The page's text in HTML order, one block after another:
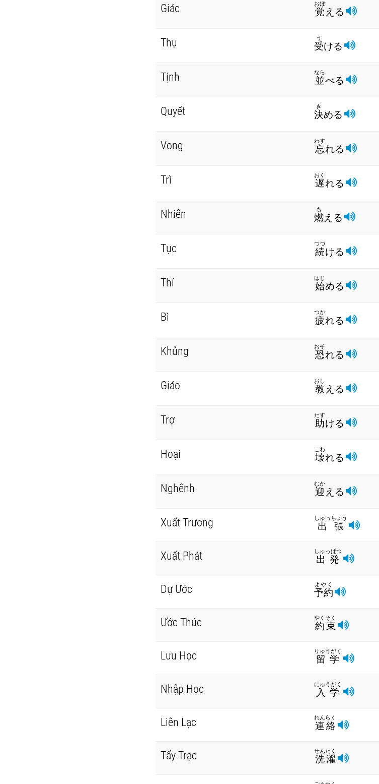
Giác 覚
おぼ
える
Thụ 受
う
ける
Tịnh 並
なら
べる
Quyết 決
き
める
Vong 忘
わす
れる
Trì 遅
おく
れる
Nhiên 燃
も
える
Tục 続
つづ
ける
Thỉ 始
はじ
める
Bì 疲
つか
れる
Khủng 恐
おそ
れる
Giáo 教
おし
える
Trợ 助
たす
ける
Hoại 壊
こわ
れる
Nghênh 迎
むか
える
Xuất Trương 出張
しゅっちょう
Xuất Phát 出発
しゅっぱつ
Dự Ước 予約
よやく
Ước Thúc 約束
やくそく
Lưu Học 留学
りゅうがく
Nhập Học 入学
にゅうがく
Liên Lạc 連絡
れんらく
Tẩy Trạc 洗濯
せんたく